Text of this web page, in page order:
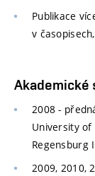
Publikace
v
Akademické
2008 -
University of
Regensburg
2009, 2010,